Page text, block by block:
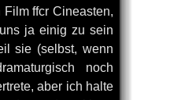
ffcr Cineasten,
ja einig zu sein
sie (selbst, wenn
noch
aber ich halte